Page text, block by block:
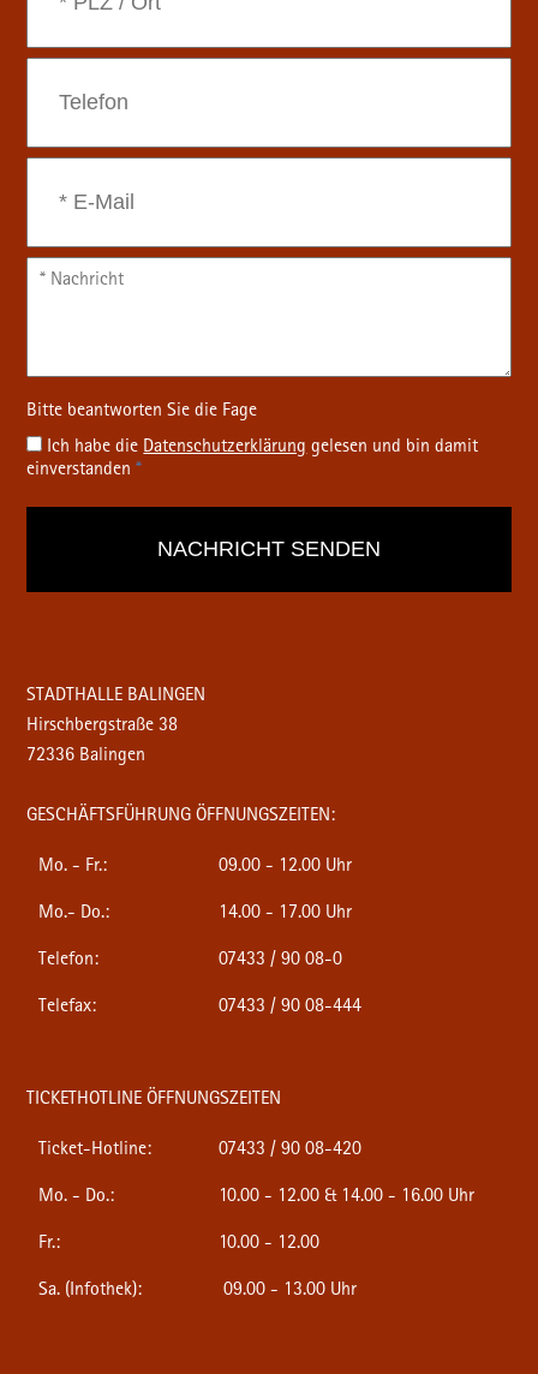
Ich habe die Datenschutz­erklärung gelesen und bin damit
einverstanden*
STADTHALLE BALINGEN
Hirschbergstraße 38
72336 Balingen
GESCHÄFTSFÜHRUNG ÖFFNUNGSZEITEN:
Mo. - Fr.: 09.00 - 12.00 Uhr
Mo.- Do.: 14.00 - 17.00 Uhr
Telefon: 07433 / 90 08-0
Telefax: 07433 / 90 08-444
TICKETHOTLINE ÖFFNUNGSZEITEN
Ticket-Hotline: 07433 / 90 08-420
Mo. - Do.: 10.00 - 12.00 & 14.00 - 16.00 Uhr
Fr.: 10.00 - 12.00
Sa. (Infothek): 09.00 - 13.00 Uhr